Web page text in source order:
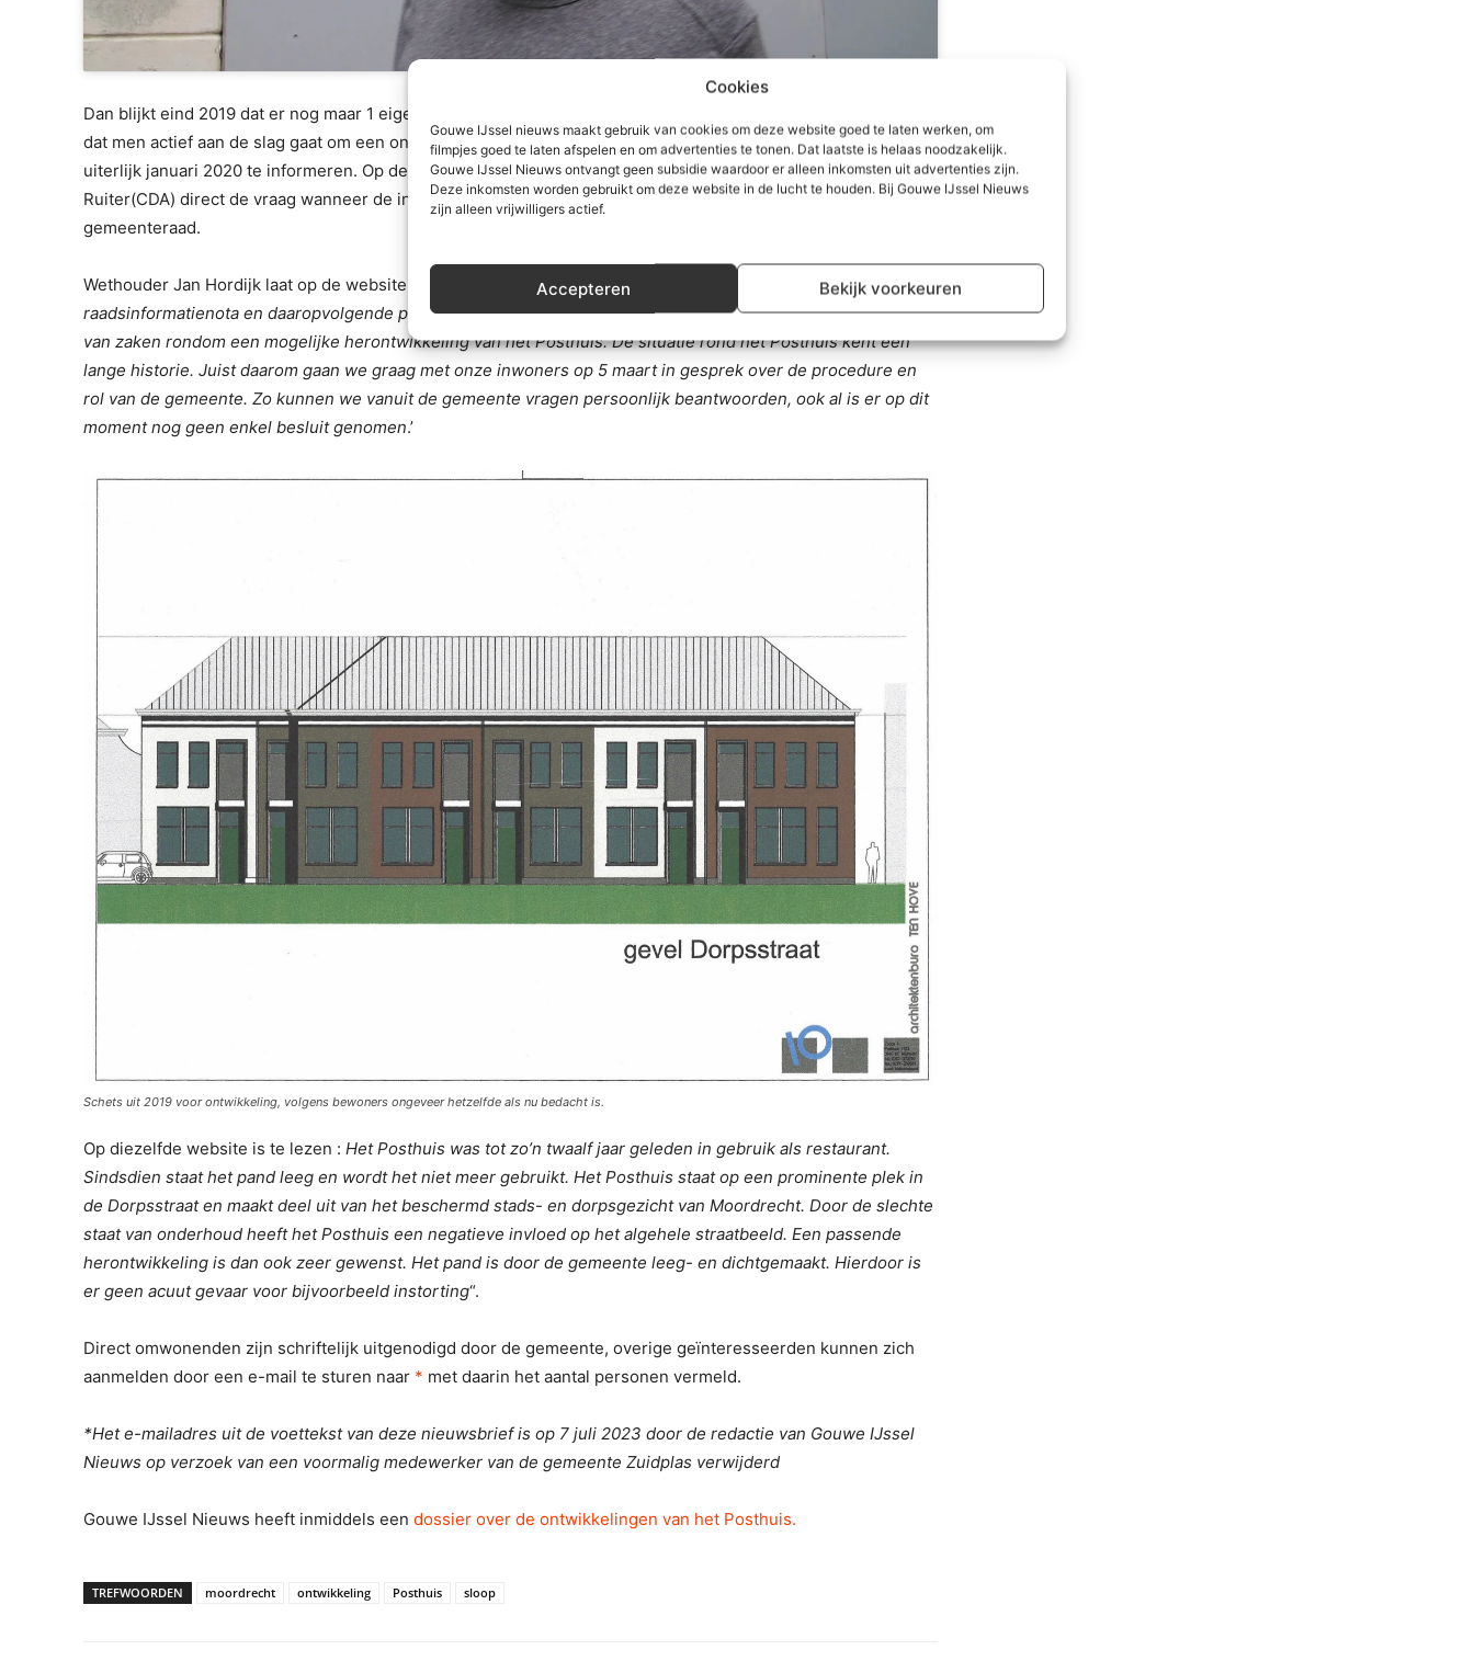
Cookies
Gouwe IJssel nieuws maakt gebruik van cookies om deze website goed te laten werken, om
filmpjes goed te laten afspelen en om advertenties te tonen. Dat laatste is helaas noodzakelijk.
Gouwe IJssel Nieuws ontvangt geen subsidie waardoor er alleen inkomsten uit advertenties zijn.
Deze inkomsten worden gebruikt om deze website in de lucht te houden. Bij Gouwe IJssel Nieuws
zijn alleen vrijwilligers actief.
Accepteren Bekijk voorkeuren
Dan blijkt eind 2019 dat er nog maar 1 eigenaar is en de gemeente laat weten aan Gouwe IJssel Nieuws weten
dat men actief aan de slag gaat om een ontwikkeling te forceren. De gemeente zegt toe de gemeenteraad
uiterlijk januari 2020 te informeren. Op de eerste dag februari stellen raadsleden Karreman(VVD) en de
Ruiter(CDA) direct de vraag wanneer de informatienota komt. Die volgt enkele dagen later aan de
gemeenteraad.
Wethouder Jan Hordijk laat op de website van de gemeente Zuidplas weten: ‘
Naar aanleiding van de
raadsinformatienota en daaropvolgende publicaties hebben wij een aantal vragen ontvangen over de stand
van zaken rondom een mogelijke herontwikkeling van het Posthuis. De situatie rond het Posthuis kent een
lange historie. Juist daarom gaan we graag met onze inwoners op 5 maart in gesprek over de procedure en
rol van de gemeente. Zo kunnen we vanuit de gemeente vragen persoonlijk beantwoorden, ook al is er op dit
moment nog geen enkel besluit genomen.’
Schets uit 2019 voor ontwikkeling, volgens bewoners ongeveer hetzelfde als nu bedacht is.
Op diezelfde website is te lezen : Het Posthuis was tot zo’n twaalf jaar geleden in gebruik als restaurant.
Sindsdien staat het pand leeg en wordt het niet meer gebruikt. Het Posthuis staat op een prominente plek in
de Dorpsstraat en maakt deel uit van het beschermd stads- en dorpsgezicht van Moordrecht. Door de slechte
staat van onderhoud heeft het Posthuis een negatieve invloed op het algehele straatbeeld. Een passende
herontwikkeling is dan ook zeer gewenst. Het pand is door de gemeente leeg- en dichtgemaakt. Hierdoor is
er geen acuut gevaar voor bijvoorbeeld instorting“.
Direct omwonenden zijn schriftelijk uitgenodigd door de gemeente, overige geïnteresseerden kunnen zich
aanmelden door een e-mail te sturen naar * met daarin het aantal personen vermeld.
*Het e-mailadres uit de voettekst van deze nieuwsbrief is op 7 juli 2023 door de redactie van Gouwe IJssel
Nieuws op verzoek van een voormalig medewerker van de gemeente Zuidplas verwijderd
Gouwe IJssel Nieuws heeft inmiddels een dossier over de ontwikkelingen van het Posthuis.
TREFWOORDEN moordrecht ontwikkeling Posthuis sloop